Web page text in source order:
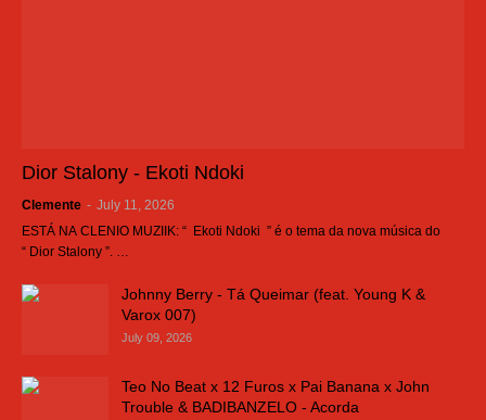
Dior Stalony - Ekoti Ndoki
Clemente - July 11, 2026
ESTÁ NA CLENIO MUZIIK: “ Ekoti Ndoki ” é o tema da nova música do
“ Dior Stalony ”. …
Johnny Berry - Tá Queimar (feat. Young K &
Varox 007)
July 09, 2026
Teo No Beat x 12 Furos x Pai Banana x John
Trouble & BADIBANZELO - Acorda